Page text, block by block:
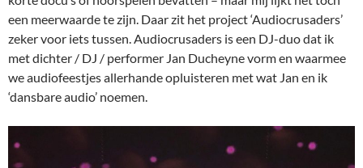
een meerwaarde te zijn. Daar zit het project ‘Audiocrusaders’
zeker voor iets tussen. Audiocrusaders is een DJ-duo dat ik
met dichter / DJ / performer Jan Ducheyne vorm en waarmee
we audiofeestjes allerhande opluisteren met wat Jan en ik
‘dansbare audio’ noemen.